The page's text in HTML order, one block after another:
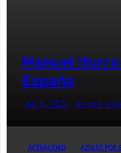
Manuel
España
Jul 5, 2021 Alvaro
ACTUALIDAD AZULES POR